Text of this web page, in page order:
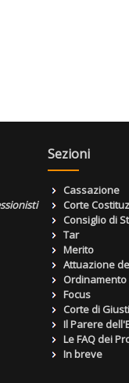
Sezioni
Cassazione
Corte
Consiglio di
Tar
Merito
Attuazione
Focus
Corte di
Il Parere
Le FAQ dei
In breve